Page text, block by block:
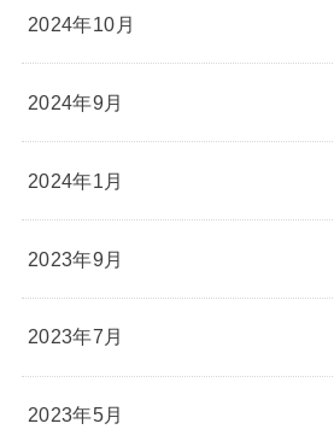
2024年10月
2024年9月
2024年1月
2023年9月
2023年7月
2023年5月